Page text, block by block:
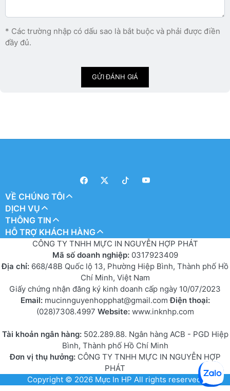
* Các trường nhập có dấu sao là bắt buộc và phải được điền
đầy đủ.
GỬI ĐÁNH GIÁ
VỀ CHÚNG TÔI
DỊCH VỤ
THÔNG TIN
HỖ TRỢ KHÁCH HÀNG
CÔNG TY TNHH MỰC IN NGUYỄN HỢP PHÁT
Mã số doanh nghiệp: 0317923409
Địa chỉ: 668/48B Quốc lộ 13, Phường Hiệp Bình, Thành phố Hồ
Chí Minh, Việt Nam
Giấy chứng nhận đăng ký kinh doanh cấp ngày 10/07/2023
Email: mucinnguyenhopphat@gmail.comĐiện thoại:
(028)7308.4997 Website: www.inknhp.com
Tài khoản ngân hàng: 502.289.88. Ngân hàng ACB - PGD Hiệp
Bình, Thành phố Hồ Chí Minh
Đơn vị thụ hưởng:CÔNG TY TNHH MỰC IN NGUYỄN HỢP
PHÁT
Copyright © 2026 Mực In HP All rights reserved.